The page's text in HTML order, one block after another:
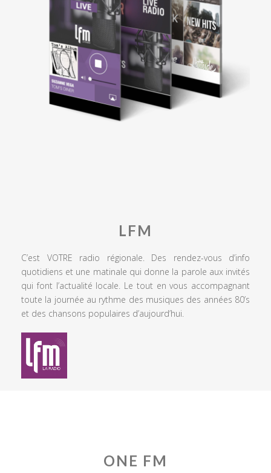
LFM
C’est VOTRE radio régionale. Des rendez-vous d’info
quotidiens et une matinale qui donne la parole aux invités
qui font l’actualité locale. Le tout en vous accompagnant
toute la journée au rythme des musiques des années 80’s
et des chansons populaires d’aujourd’hui.
ONE FM